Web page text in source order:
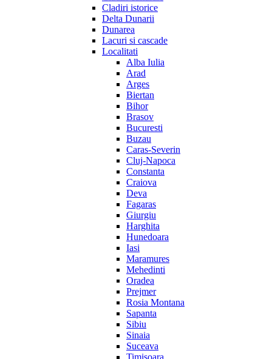
Cladiri istorice
Delta Dunarii
Dunarea
Lacuri si cascade
Localitati
Alba Iulia
Arad
Arges
Biertan
Bihor
Brasov
Bucuresti
Buzau
Caras-Severin
Cluj-Napoca
Constanta
Craiova
Deva
Fagaras
Giurgiu
Harghita
Hunedoara
Iasi
Maramures
Mehedinti
Oradea
Prejmer
Rosia Montana
Sapanta
Sibiu
Sinaia
Suceava
Timisoara